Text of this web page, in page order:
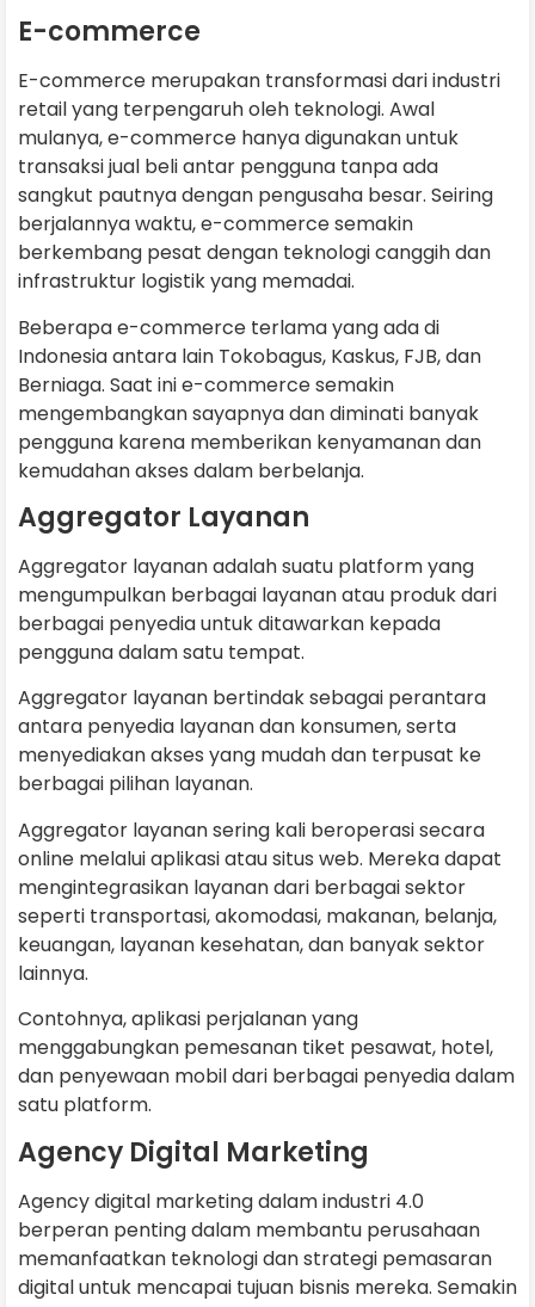
E-commerce
E-commerce merupakan transformasi dari industri
retail yang terpengaruh oleh teknologi. Awal
mulanya, e-commerce hanya digunakan untuk
transaksi jual beli antar pengguna tanpa ada
sangkut pautnya dengan pengusaha besar. Seiring
berjalannya waktu, e-commerce semakin
berkembang pesat dengan teknologi canggih dan
infrastruktur logistik yang memadai.
Beberapa e-commerce terlama yang ada di
Indonesia antara lain Tokobagus, Kaskus, FJB, dan
Berniaga. Saat ini e-commerce semakin
mengembangkan sayapnya dan diminati banyak
pengguna karena memberikan kenyamanan dan
kemudahan akses dalam berbelanja.
Aggregator Layanan
Aggregator layanan adalah suatu platform yang
mengumpulkan berbagai layanan atau produk dari
berbagai penyedia untuk ditawarkan kepada
pengguna dalam satu tempat.
Aggregator layanan bertindak sebagai perantara
antara penyedia layanan dan konsumen, serta
menyediakan akses yang mudah dan terpusat ke
berbagai pilihan layanan.
Aggregator layanan sering kali beroperasi secara
online melalui aplikasi atau situs web. Mereka dapat
mengintegrasikan layanan dari berbagai sektor
seperti transportasi, akomodasi, makanan, belanja,
keuangan, layanan kesehatan, dan banyak sektor
lainnya.
Contohnya, aplikasi perjalanan yang
menggabungkan pemesanan tiket pesawat, hotel,
dan penyewaan mobil dari berbagai penyedia dalam
satu platform.
Agency Digital Marketing
Agency digital marketing dalam industri 4.0
berperan penting dalam membantu perusahaan
memanfaatkan teknologi dan strategi pemasaran
digital untuk mencapai tujuan bisnis mereka. Semakin